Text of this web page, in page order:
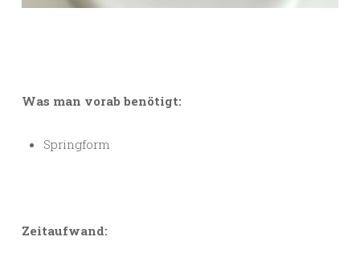
Was man vorab benötigt:
Springform
Zeitaufwand: